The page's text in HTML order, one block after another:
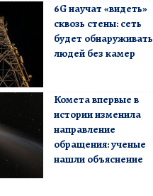
6G научат «видеть»
сквозь стены: сеть
будет обнаруживать
людей без камер
Комета впервые в
истории изменила
направление
обращения: ученые
нашли объяснение